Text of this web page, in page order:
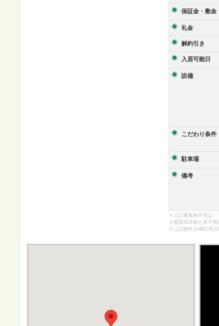
保証金・敷金
礼金
解約引き
入居可能日
設備
こだわり条件
駐車場
備考
※上記募集条件等は、
※図面等詳細と若干相
※上記物件が成約済の